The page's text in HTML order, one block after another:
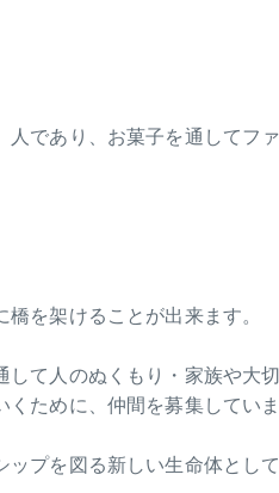
であり、お菓子を通してフ
を架けることが出来ます。
て人のぬくもり・家族や大
ために、仲間を募集していま
プを図る新しい生命体とし